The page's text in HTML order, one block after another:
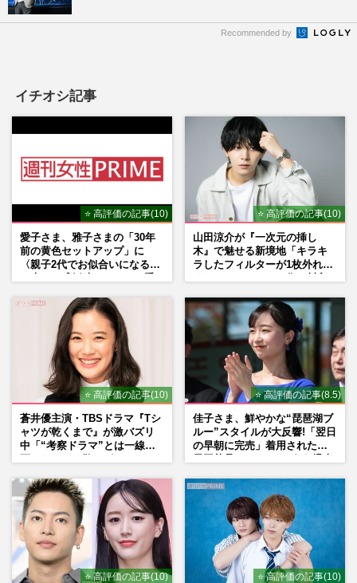
Recommended by
イチオシ記事
⭐ 高評価の記事(10)
愛子さま、雅子さまの「30年
前の黄色セットアップ」に
〈親子2代でお似合いになる〉
⭐ 高評価の記事(10)
山田涼介が『一次元の挿し
木』で魅せる新境地「キラキ
ラしたフィルターが1枚外れて
⭐ 高評価の記事(10)
蒼井優主演・TBSドラマ『Tシ
ャツが乾くまで』が激バズリ
中「“考察ドラマ”とは一線を
⭐ 高評価の記事(8.5)
佳子さま、鮮やかな“琵琶湖ブ
ルー”スタイルが大反響!「翌日
の早朝に完売」着用された地
⭐ 高評価の記事(10) ⭐ 高評価の記事(10)